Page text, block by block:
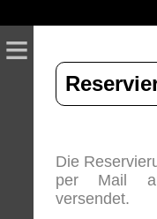
≡
Die
per Mail
versendet.